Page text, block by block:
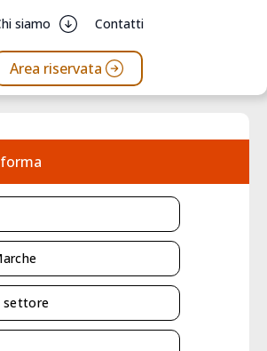
siamo Contatti
Area riservata
settore